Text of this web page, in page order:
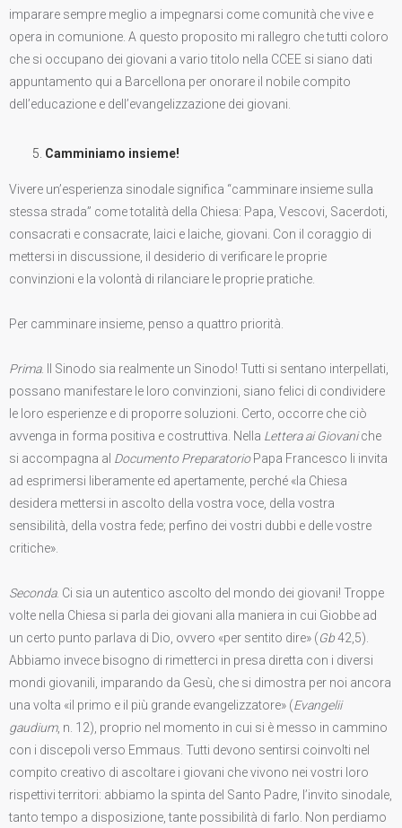
imparare sempre meglio a impegnarsi come comunità che vive e
opera in comunione. A questo proposito mi rallegro che tutti coloro
che si occupano dei giovani a vario titolo nella CCEE si siano dati
appuntamento qui a Barcellona per onorare il nobile compito
dell’educazione e dell’evangelizzazione dei giovani.
Camminiamo insieme!
Vivere un’esperienza sinodale significa “camminare insieme sulla
stessa strada” come totalità della Chiesa: Papa, Vescovi, Sacerdoti,
consacrati e consacrate, laici e laiche, giovani. Con il coraggio di
mettersi in discussione, il desiderio di verificare le proprie
convinzioni e la volontà di rilanciare le proprie pratiche.
Per camminare insieme, penso a quattro priorità.
Prima. Il Sinodo sia realmente un Sinodo! Tutti si sentano interpellati,
possano manifestare le loro convinzioni, siano felici di condividere
le loro esperienze e di proporre soluzioni. Certo, occorre che ciò
avvenga in forma positiva e costruttiva. Nella Lettera ai Giovaniche
si accompagna al Documento PreparatorioPapa Francesco li invita
ad esprimersi liberamente ed apertamente, perché «la Chiesa
desidera mettersi in ascolto della vostra voce, della vostra
sensibilità, della vostra fede; perfino dei vostri dubbi e delle vostre
critiche».
Seconda. Ci sia un autentico ascolto del mondo dei giovani! Troppe
volte nella Chiesa si parla dei giovani alla maniera in cui Giobbe ad
un certo punto parlava di Dio, ovvero «per sentito dire» (Gb42,5).
Abbiamo invece bisogno di rimetterci in presa diretta con i diversi
mondi giovanili, imparando da Gesù, che si dimostra per noi ancora
una volta «il primo e il più grande evangelizzatore» (Evangelii
gaudium, n. 12), proprio nel momento in cui si è messo in cammino
con i discepoli verso Emmaus. Tutti devono sentirsi coinvolti nel
compito creativo di ascoltare i giovani che vivono nei vostri loro
rispettivi territori: abbiamo la spinta del Santo Padre, l’invito sinodale,
tanto tempo a disposizione, tante possibilità di farlo. Non perdiamo